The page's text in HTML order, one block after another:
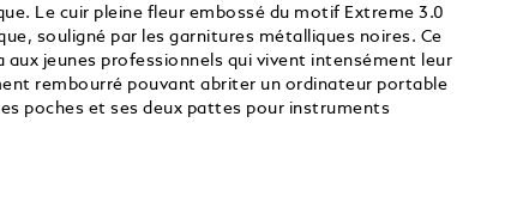
Le cuir pleine fleur embossé du motif Extreme 3.0
souligné par les garnitures métalliques noires. Ce
aux jeunes professionnels qui vivent intensément leur
rembourré pouvant abriter un ordinateur portable
poches et ses deux pattes pour instruments